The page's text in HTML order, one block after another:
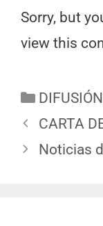
Sorry, but
view this
DIFUSIÓN
CARTA
Noticias